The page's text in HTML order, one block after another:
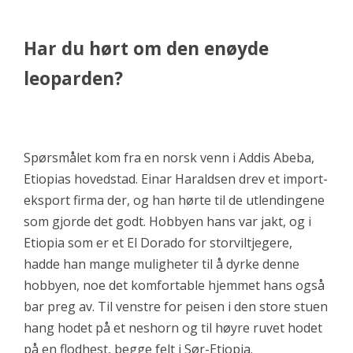
Har du hørt om den enøyde
leoparden?
Spørsmålet kom fra en norsk venn i Addis Abeba,
Etiopias hovedstad. Einar Haraldsen drev et import-
eksport firma der, og han hørte til de utlendingene
som gjorde det godt. Hobbyen hans var jakt, og i
Etiopia som er et El Dorado for storviltjegere,
hadde han mange muligheter til å dyrke denne
hobbyen, noe det komfortable hjemmet hans også
bar preg av. Til venstre for peisen i den store stuen
hang hodet på et neshorn og til høyre ruvet hodet
på en flodhest, begge felt i Sør-Etiopia.